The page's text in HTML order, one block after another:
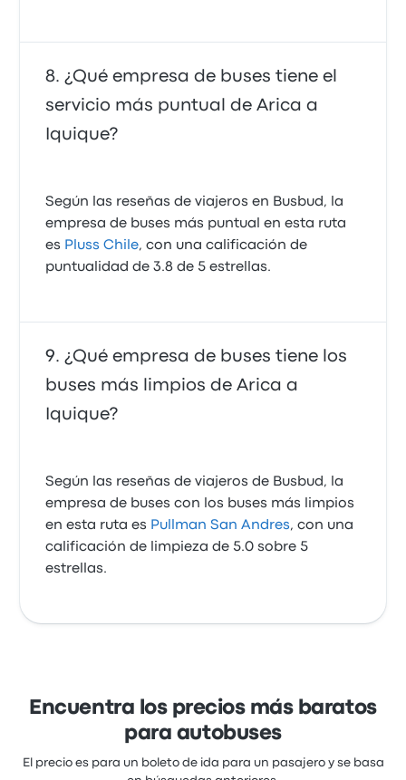
¿Qué empresa de buses tiene el
servicio más puntual de Arica a
Iquique?
Según las reseñas de viajeros en Busbud, la
empresa de buses más puntual en esta ruta
es Pluss Chile, con una calificación de
puntualidad de 3.8 de 5 estrellas.
¿Qué empresa de buses tiene los
buses más limpios de Arica a
Iquique?
Según las reseñas de viajeros de Busbud, la
empresa de buses con los buses más limpios
en esta ruta es Pullman San Andres, con una
calificación de limpieza de 5.0 sobre 5
estrellas.
Encuentra los precios más baratos
para autobuses
El precio es para un boleto de ida para un pasajero y se basa